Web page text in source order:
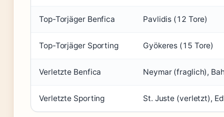
Top-Torjäger Benfica Pavlidis (12 Tore)
Top-Torjäger Sporting Gyökeres (15 Tore)
Verletzte Benfica Neymar (fraglich),
Verletzte Sporting St. Juste (verletzt),